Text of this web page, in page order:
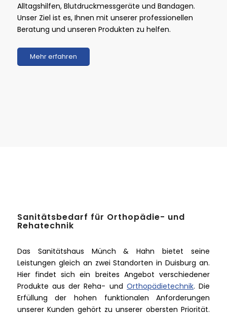
Alltagshilfen, Blutdruckmessgeräte und Bandagen.
Unser Ziel ist es, Ihnen mit unserer professionellen
Beratung und unseren Produkten zu helfen.
Mehr erfahren
Sanitätsbedarf für Orthopädie- und
Rehatechnik
Das Sanitätshaus Münch & Hahn bietet seine
Leistungen gleich an zwei Standorten in Duisburg an.
Hier findet sich ein breites Angebot verschiedener
Produkte aus der Reha- undOrthopädietechnik. Die
Erfüllung der hohen funktionalen Anforderungen
unserer Kunden gehört zu unserer obersten Priorität.